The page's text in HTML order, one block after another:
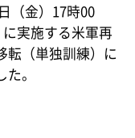
（金）17時00
実施する米軍再
転（単独訓練）に
。